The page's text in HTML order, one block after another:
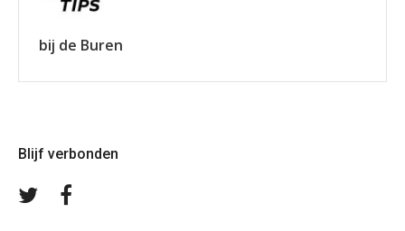
bij de Buren
Blijf verbonden
Volg